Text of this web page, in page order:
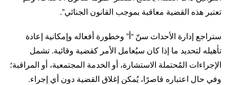
تعتبر هذه القضية معاقبة بموجب القانون الجنائي”.
ستراجع إدارة الأحداث سنّ “أ” وخطورة أفعاله وإمكانية إعادة
تأهيله لتحديد ما إذا كان سيُعامل الأمر كقضية وقائية. تشمل
الإجراءات المُحتملة الاستشارة، أو الخدمة المجتمعية، أو المراقبة؛
وفي حال اعتباره قاصرًا، يُمكن إغلاق القضية دون أي إجراء.